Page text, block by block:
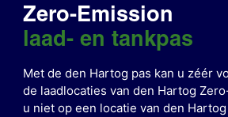
Zero-Emission
laad- en tankpas
Met de den Hartog pas kan u zéér
de laadlocaties van den Hartog
u niet op een locatie van den